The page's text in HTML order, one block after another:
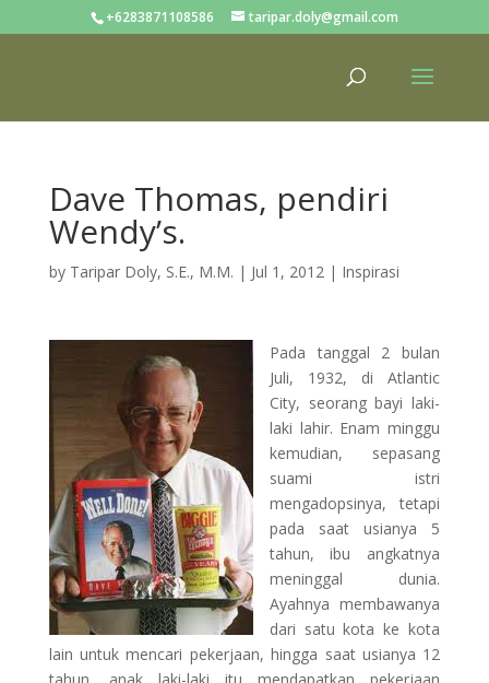
+6283871108586 taripar.doly@gmail.com
Dave Thomas, pendiri
Wendy’s.
by Taripar Doly, S.E., M.M. | Jul 1, 2012| Inspirasi
Pada tanggal 2 bulan
Juli, 1932, di Atlantic
City, seorang bayi laki-
laki lahir. Enam minggu
kemudian, sepasang
suami istri
mengadopsinya, tetapi
pada saat usianya 5
tahun, ibu angkatnya
meninggal dunia.
Ayahnya membawanya
dari satu kota ke kota
lain untuk mencari pekerjaan, hingga saat usianya 12